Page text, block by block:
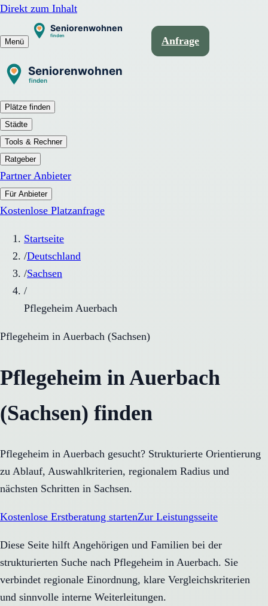
Direkt zum Inhalt
Menü Anfrage
Plätze finden
Städte
Tools & Rechner
Ratgeber
Partner Anbieter
Für Anbieter
Kostenlose Platzanfrage
Startseite
/Deutschland
/Sachsen
/
Pflegeheim Auerbach
Pflegeheim in Auerbach (Sachsen)
Pflegeheim in Auerbach
(Sachsen) finden
Pflegeheim in Auerbach gesucht? Strukturierte Orientierung
zu Ablauf, Auswahlkriterien, regionalem Radius und
nächsten Schritten in Sachsen.
Kostenlose Erstberatung startenZur Leistungsseite
Diese Seite hilft Angehörigen und Familien bei der
strukturierten Suche nach Pflegeheim in Auerbach. Sie
verbindet regionale Einordnung, klare Vergleichskriterien
und sinnvolle interne Weiterleitungen.